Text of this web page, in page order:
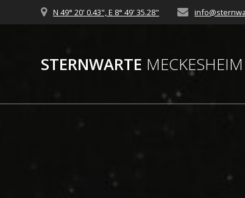
Inhalt
N 49° 20' 0.43", E 8° 49' 35.28"
STERNWARTE MECKESHEIM